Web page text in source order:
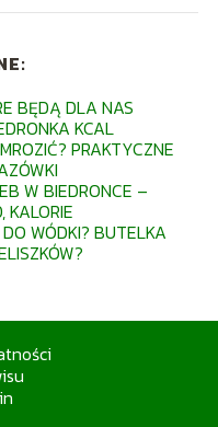
BĘDĄ DLA NAS
KCAL
PRAKTYCZNE
W BIEDRONCE –
KALORIE
WÓDKI? BUTELKA